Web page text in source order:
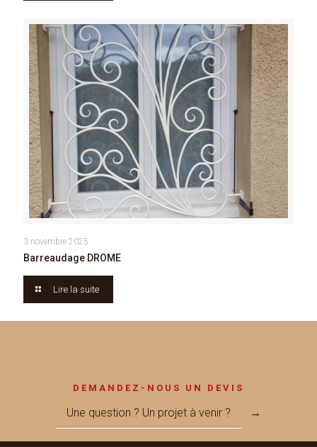
3 novembre 2025
Barreaudage DROME
Lire la suite
DEMANDEZ-NOUS UN DEVIS
Une question ? Un projet à venir ? →